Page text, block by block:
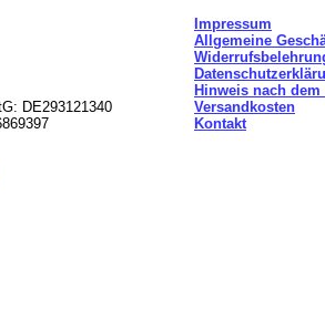
DE293121340
Impressum
Allgemeine
Hinweis nach
Versandkosten
Kontakt